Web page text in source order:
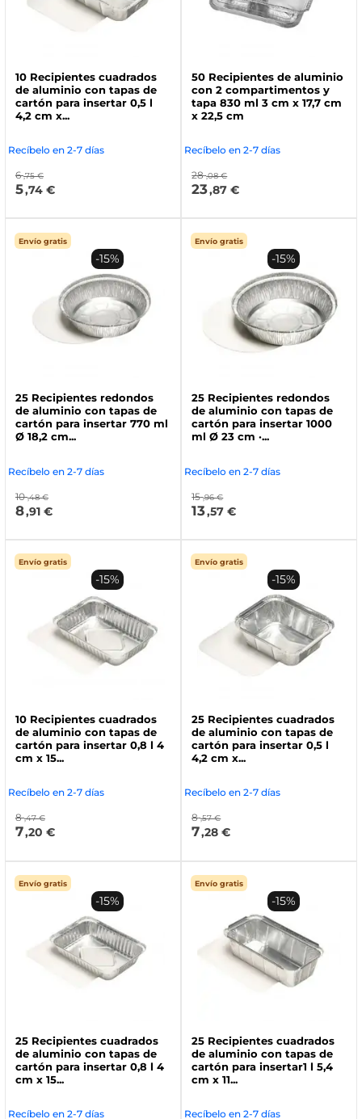
10 Recipientes cuadrados
de aluminio con tapas de
cartón para insertar 0,5 l
4,2 cm x...
Recíbelo en 2-7 días
6 ,75 €
5,74 €
50 Recipientes de aluminio
con 2 compartimentos y
tapa 830 ml 3 cm x 17,7 cm
x 22,5 cm
Recíbelo en 2-7 días
28 ,08 €
23,87 €
Envío gratis
25 Recipientes redondos
de aluminio con tapas de
cartón para insertar 770 ml
Ø 18,2 cm...
Recíbelo en 2-7 días
10 ,48 €
8,91 €
-15%
Envío gratis
25 Recipientes redondos
de aluminio con tapas de
cartón para insertar 1000
ml Ø 23 cm ·...
Recíbelo en 2-7 días
15 ,96 €
13,57 €
-15%
Envío gratis
10 Recipientes cuadrados
de aluminio con tapas de
cartón para insertar 0,8 l 4
cm x 15...
Recíbelo en 2-7 días
8 ,47 €
7,20 €
-15%
Envío gratis
25 Recipientes cuadrados
de aluminio con tapas de
cartón para insertar 0,5 l
4,2 cm x...
Recíbelo en 2-7 días
8 ,57 €
7,28 €
-15%
Envío gratis
25 Recipientes cuadrados
de aluminio con tapas de
cartón para insertar 0,8 l 4
cm x 15...
Recíbelo en 2-7 días
-15%
Envío gratis
25 Recipientes cuadrados
de aluminio con tapas de
cartón para insertar1 l 5,4
cm x 11...
Recíbelo en 2-7 días
-15%